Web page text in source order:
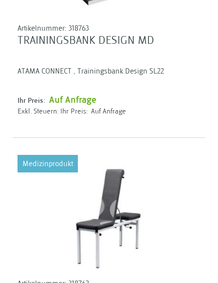
Artikelnummer: 318763
TRAININGSBANK DESIGN MD
ATAMA CONNECT , Trainingsbank Design SL22
Ihr Preis: Auf Anfrage
Ihr Preis: Auf Anfrage
Medizinprodukt